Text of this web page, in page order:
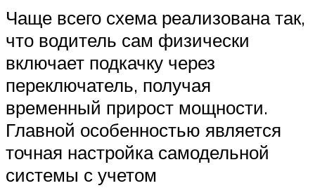
Чаще всего схема реализована так,
что водитель сам физически
включает подкачку через
переключатель, получая
временный прирост мощности.
Главной особенностью является
точная настройка самодельной
системы с учетом